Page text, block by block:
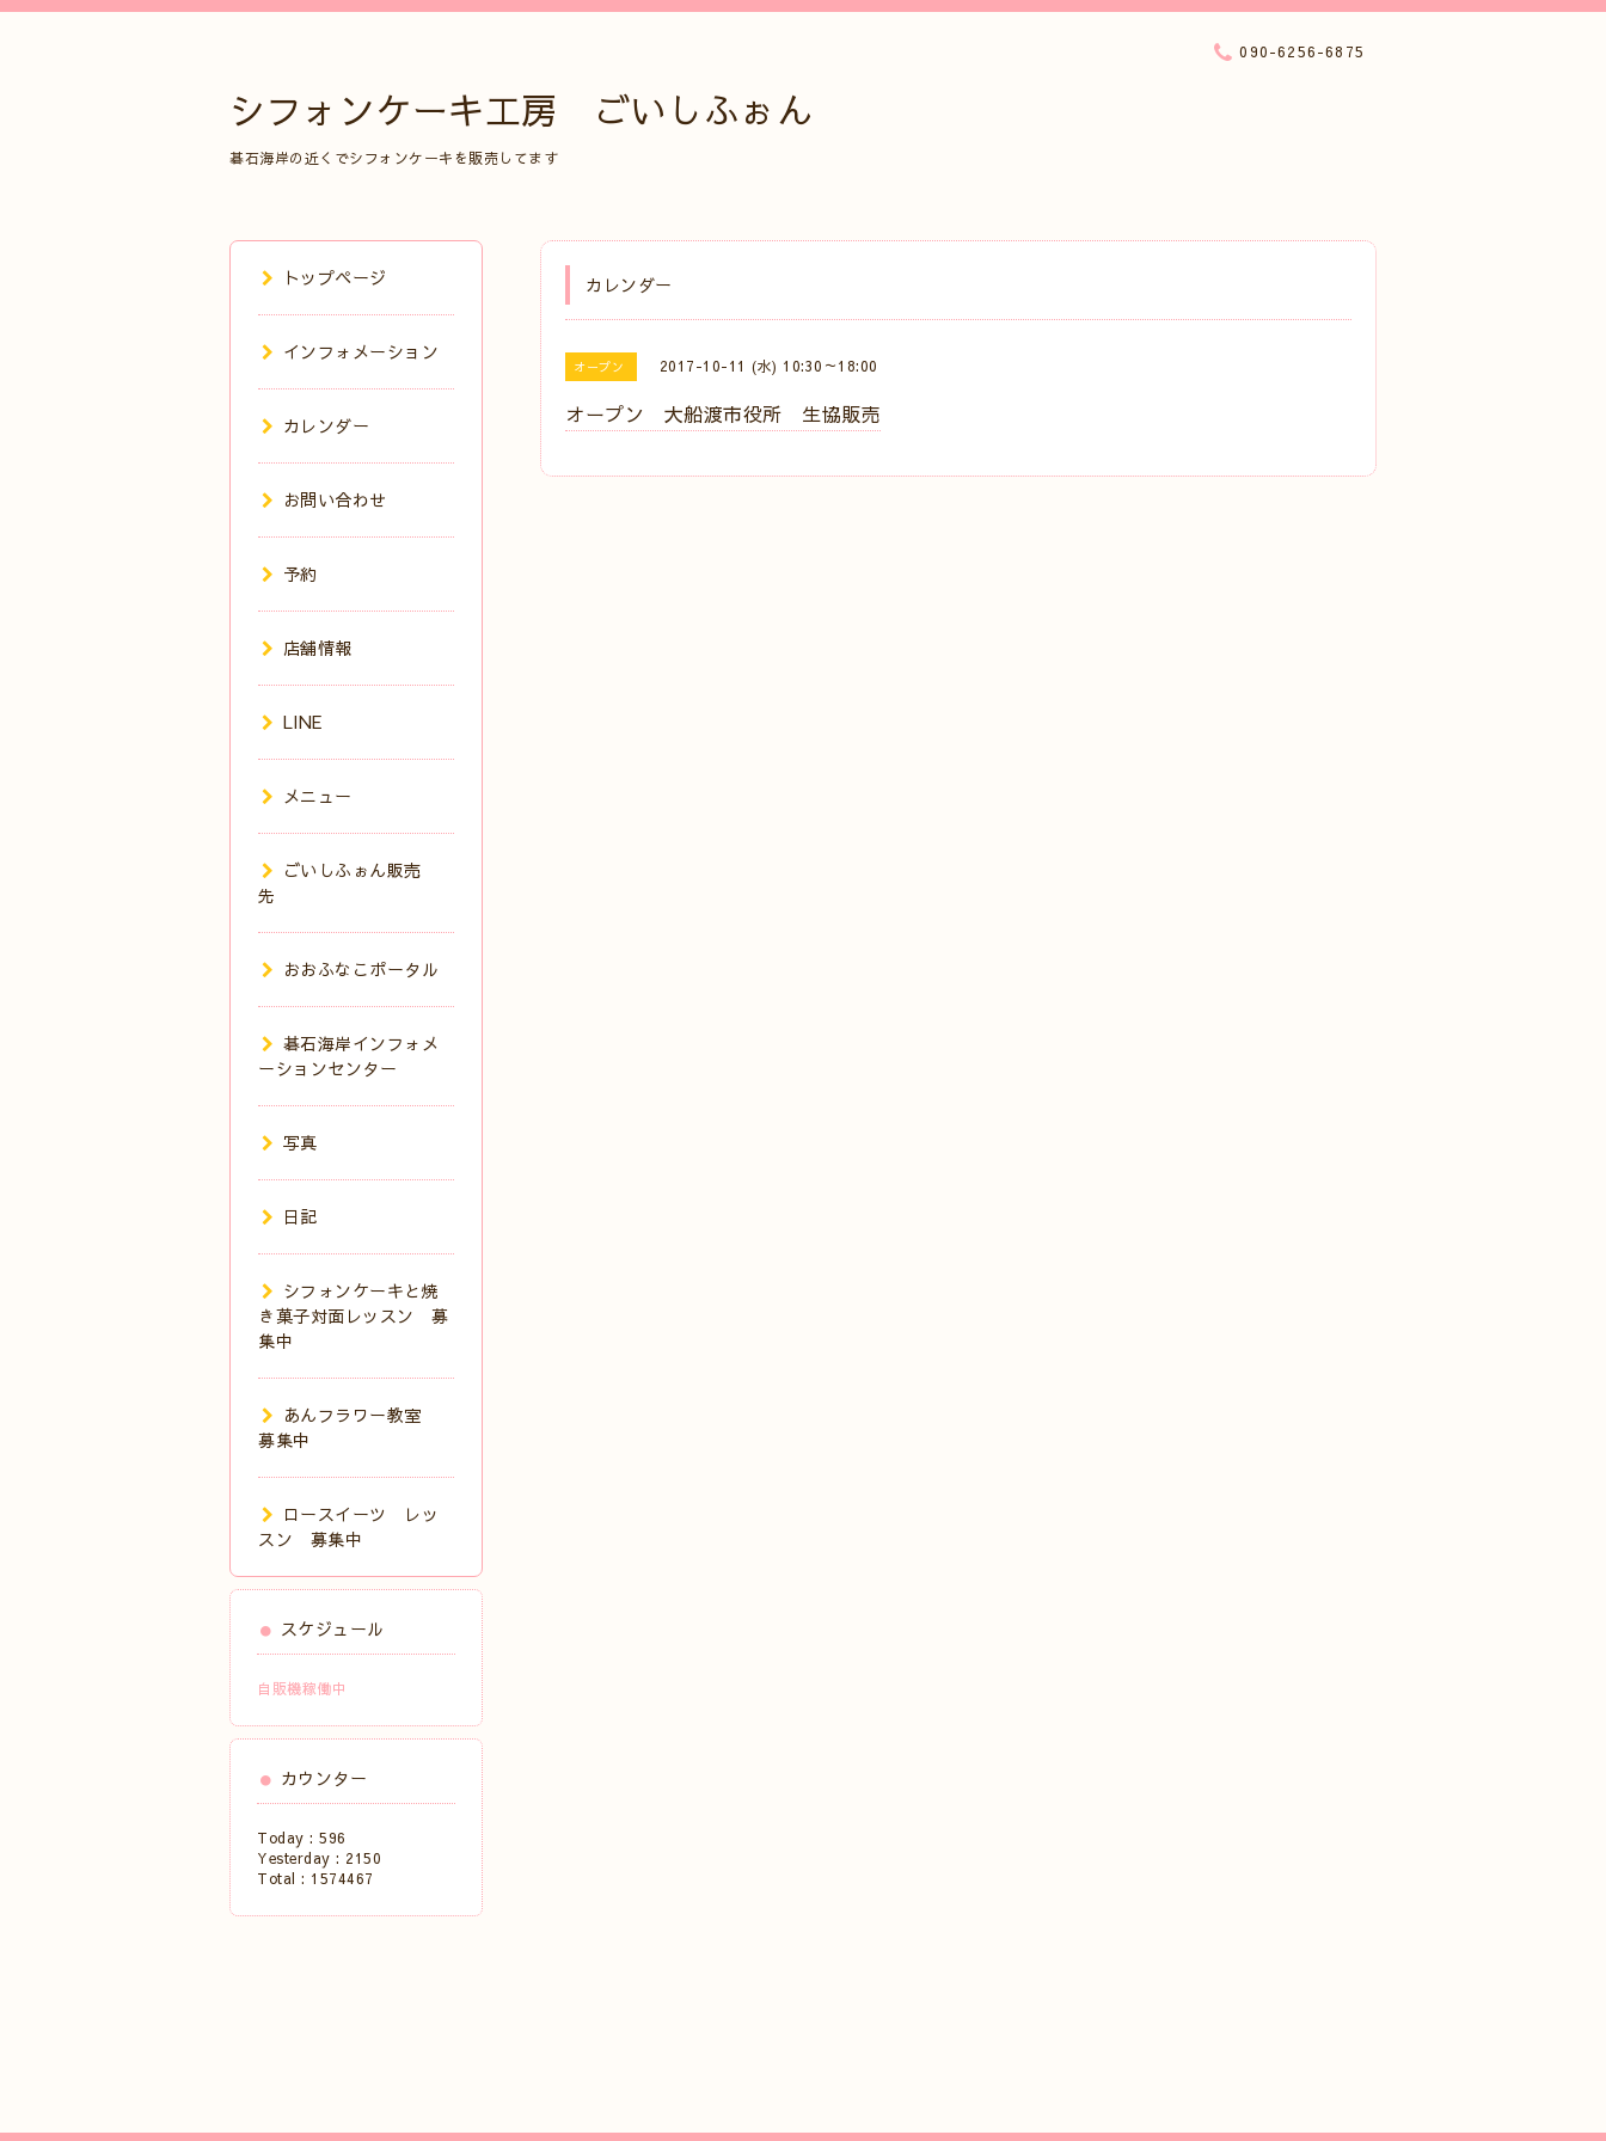
シフォンケーキ工房 ごいしふぉん
碁石海岸の近くでシフォンケーキを販売してます
090-6256-6875
カレンダー
オープン 2017-10-11 (水) 10:30～18:00
オープン 大船渡市役所 生協販売
トップページ
インフォメーション
カレンダー
お問い合わせ
予約
店舗情報
LINE
メニュー
ごいしふぉん販売
先
おおふなこポータル
碁石海岸インフォメ
ーションセンター
写真
日記
シフォンケーキと焼
き菓子対面レッスン 募
集中
あんフラワー教室
募集中
ロースイーツ レッ
スン 募集中
スケジュール
自販機稼働中
カウンター
Today : 596
Yesterday : 2150
Total : 1574467